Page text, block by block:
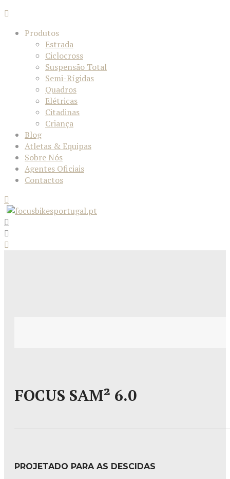
Produtos
Estrada
Ciclocross
Suspensão Total
Semi-Rígidas
Quadros
Elétricas
Citadinas
Criança
Blog
Atletas & Equipas
Sobre Nós
Agentes Oficiais
Contactos
FOCUS SAM² 6.0
PROJETADO PARA AS DESCIDAS